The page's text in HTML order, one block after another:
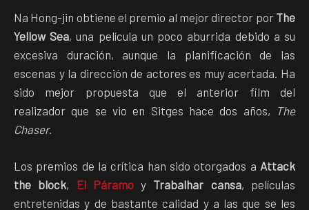
Na Hong-jin obtiene el premio al mejor director por The
Yellow Sea, una película un poco aburrida debido a su
excesiva duración, aunque la planificación de las
escenas y la dirección de actores es muy acertada. Ha
sido mejor propuesta que el anterior film del
realizador que se vio en Sitges hace dos años, The
Chaser.
Los premios de la crítica han sido otorgados a Attack
the block, El Páramo y Trabalhar cansa, películas
entretenidas y de bastante calidad y a las que se les